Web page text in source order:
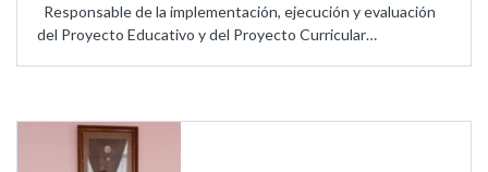
Responsable de la implementación, ejecución y evaluación
del Proyecto Educativo y del Proyecto Curricular…